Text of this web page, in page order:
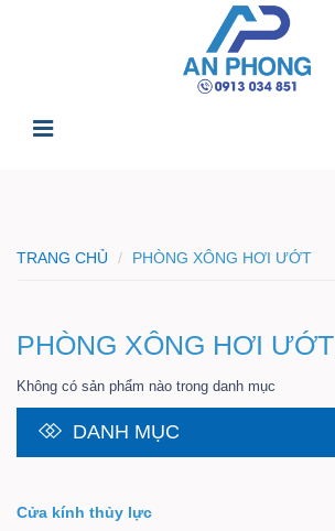
TRANG CHỦ PHÒNG XÔNG HƠI ƯỚT
DANH MỤC
Cửa kính thủy lực
PHÒNG XÔNG HƠI ƯỚT
Không có sản phẩm nào trong danh mục